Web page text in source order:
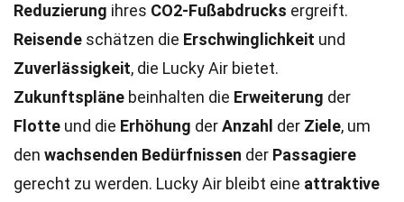
Reduzierung ihres CO2-Fußabdrucks ergreift.
Reisende schätzen die Erschwinglichkeit und
Zuverlässigkeit, die Lucky Air bietet.
Zukunftspläne beinhalten die Erweiterung der
Flotte und die Erhöhung derAnzahl der Ziele, um
den wachsenden Bedürfnissen der Passagiere
gerecht zu werden. Lucky Air bleibt eine attraktive